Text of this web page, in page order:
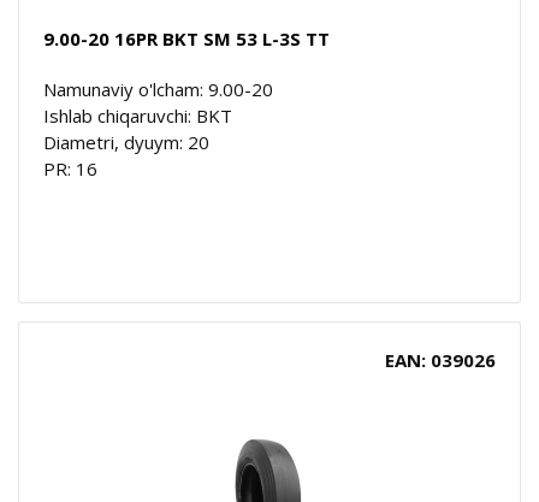
9.00-20 16PR BKT SM 53 L-3S TT
Namunaviy o'lcham: 9.00-20
Ishlab chiqaruvchi: BKT
Diametri, dyuym: 20
PR: 16
EAN: 039026